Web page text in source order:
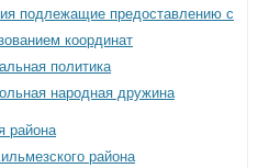
подлежащие предоставлению с
координат
политика
народная дружина
района
района